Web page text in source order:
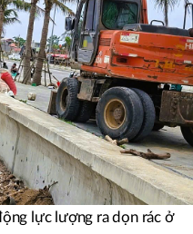
lực lượng ra dọn rác ở